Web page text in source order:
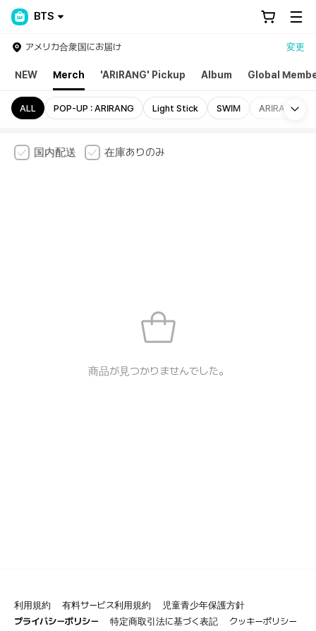
BTS
アメリカ合衆国にお届け 変更
NEW Merch 'ARIRANG' Pickup Album Global
ALL POP-UP : ARIRANG Light Stick SWIM ARIRANG
国内配送 在庫ありのみ
商品が見つかりませんでした。
利用規約 有料サービス利用規約
児童青少年保護方針
プライバシーポリシー
特定商取引法に基づく表記
クッキーポリシー